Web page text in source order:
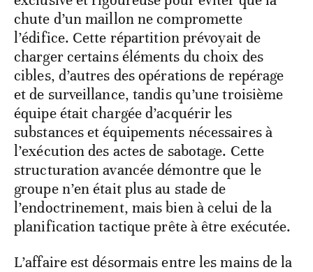
chute d’un maillon ne compromette
l’édifice. Cette répartition prévoyait de
charger certains éléments du choix des
cibles, d’autres des opérations de repérage
et de surveillance, tandis qu’une troisième
équipe était chargée d’acquérir les
substances et équipements nécessaires à
l’exécution des actes de sabotage. Cette
structuration avancée démontre que le
groupe n’en était plus au stade de
l’endoctrinement, mais bien à celui de la
planification tactique prête à être exécutée.
L’affaire est désormais entre les mains de la